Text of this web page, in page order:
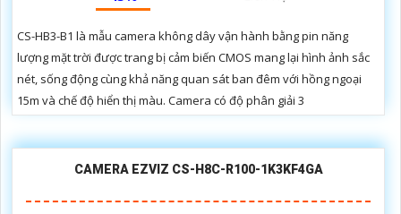
CS-HB3-B1 là mẫu camera không dây vận hành bằng pin năng
lượng mặt trời được trang bị cảm biến CMOS mang lại hình ảnh sắc
nét, sống động cùng khả năng quan sát ban đêm với hồng ngoại
15m và chế độ hiển thị màu. Camera có độ phân giải 3
CAMERA EZVIZ CS-H8C-R100-1K3KF4GA